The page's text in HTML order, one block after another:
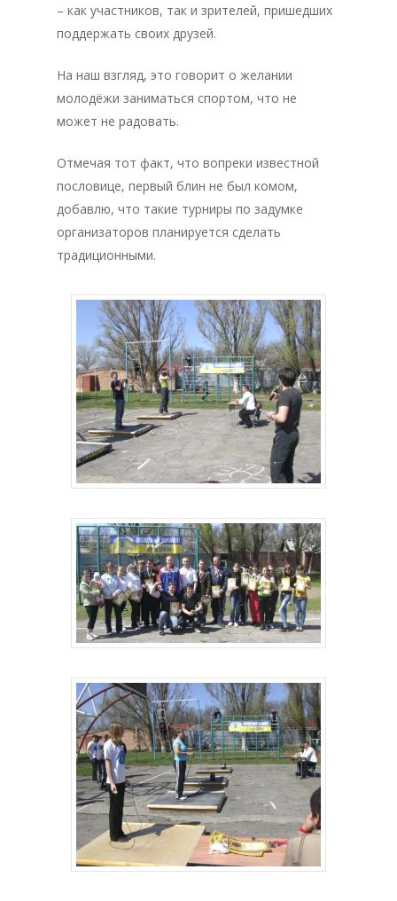
– как участников, так и зрителей, пришедших
поддержать своих друзей.
На наш взгляд, это говорит о желании
молодёжи заниматься спортом, что не
может не радовать.
Отмечая тот факт, что вопреки известной
пословице, первый блин не был комом,
добавлю, что такие турниры по задумке
организаторов планируется сделать
традиционными.
Главная
Депутаты
История
Документация
Структура
Контакты